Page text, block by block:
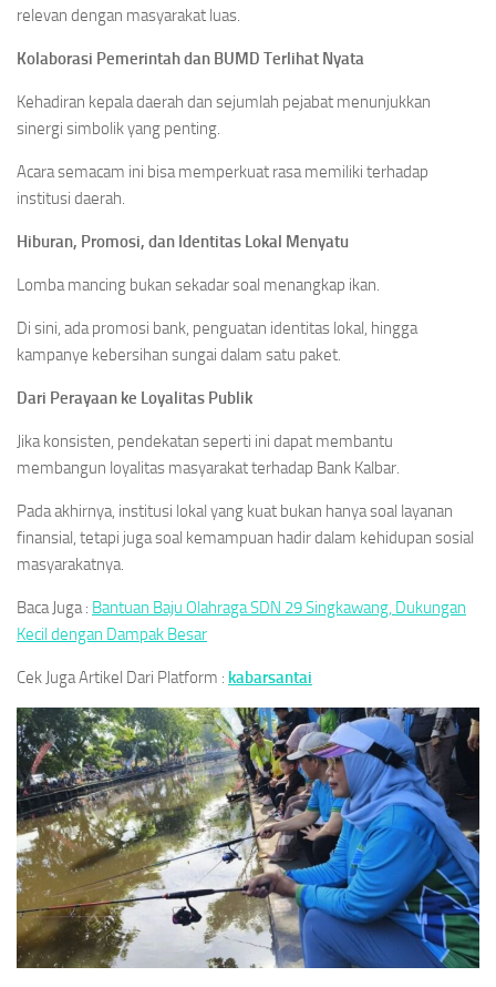
relevan dengan masyarakat luas.
Kolaborasi Pemerintah dan BUMD Terlihat Nyata
Kehadiran kepala daerah dan sejumlah pejabat menunjukkan
sinergi simbolik yang penting.
Acara semacam ini bisa memperkuat rasa memiliki terhadap
institusi daerah.
Hiburan, Promosi, dan Identitas Lokal Menyatu
Lomba mancing bukan sekadar soal menangkap ikan.
Di sini, ada promosi bank, penguatan identitas lokal, hingga
kampanye kebersihan sungai dalam satu paket.
Dari Perayaan ke Loyalitas Publik
Jika konsisten, pendekatan seperti ini dapat membantu
membangun loyalitas masyarakat terhadap Bank Kalbar.
Pada akhirnya, institusi lokal yang kuat bukan hanya soal layanan
finansial, tetapi juga soal kemampuan hadir dalam kehidupan sosial
masyarakatnya.
Baca Juga : Bantuan Baju Olahraga SDN 29 Singkawang, Dukungan
Kecil dengan Dampak Besar
Cek Juga Artikel Dari Platform : kabarsantai